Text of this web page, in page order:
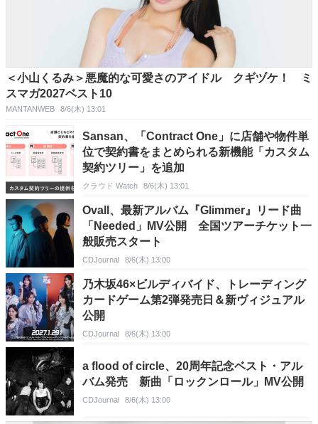
＜小山くるみ＞悪魔的な可愛さのアイドル クギヅケ！ ミ
スマガ2027ベスト10
MANTANWEB 8/6(木) 13:01
Sansan、「Contract One」に店舗や物件単
位で契約書をまとめられる新機能「カスタム
契約ツリー」を追加
クラウド Watch 8/6(木) 13:01
Ovall、最新アルバム『Glimmer』リード曲
「Needed」MV公開 全国ツアーチケット一
般販売スタート
CDJournal 8/6(木) 13:00
乃木坂46×ビルディバイド、トレーディング
カードゲーム第2弾発売日＆新ヴィジュアル
公開
CDJournal 8/6(木) 13:00
a flood of circle、20周年記念ベスト・アル
バム発売 新曲「ロックンロール」MV公開
CDJournal 8/6(木) 13:00